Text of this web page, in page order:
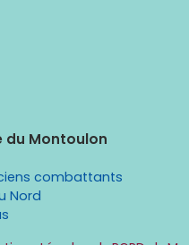
du Montoulon
combattants
Nord